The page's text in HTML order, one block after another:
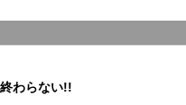
わらない!!